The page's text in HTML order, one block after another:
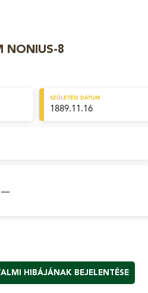
NONIUS-8
SZÜLETÉSI DÁTUM
1889.11.16
—
HIBÁJÁNAK BEJELENTÉSE